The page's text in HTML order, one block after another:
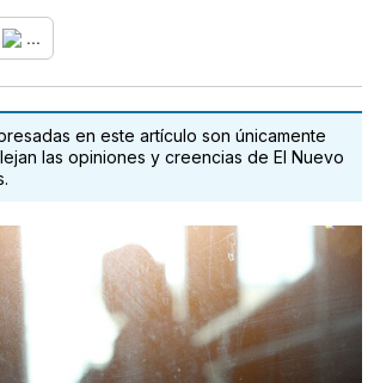
...
en este artículo son únicamente
las opiniones y creencias de El Nuevo